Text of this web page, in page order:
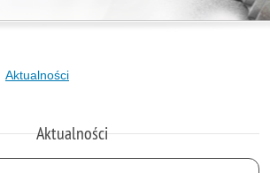
Aktualności
Aktualności